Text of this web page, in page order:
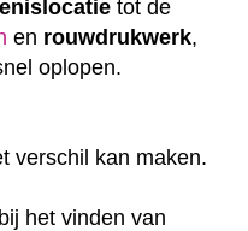
tot de
en rouwdrukwerk,
oplopen.
verschil kan maken.
het vinden van